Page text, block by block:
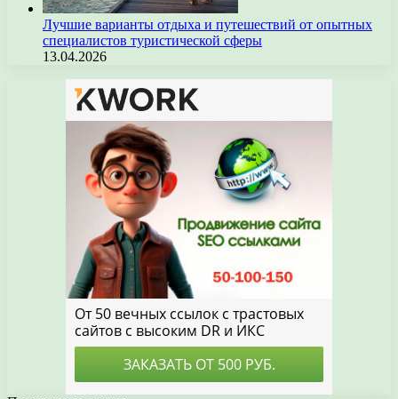
Лучшие варианты отдыха и путешествий от опытных
специалистов туристической сферы
13.04.2026